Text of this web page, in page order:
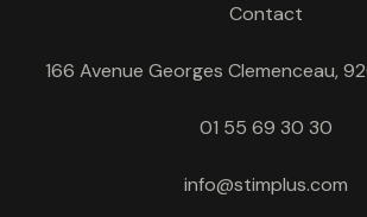
Contact
166 Avenue Georges Clemenceau,
01 55 69 30 30
info@stimplus.com